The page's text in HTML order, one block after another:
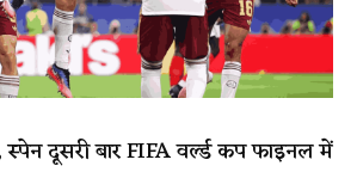
स्पेन दूसरी बार FIFA वर्ल्ड कप फाइनल में